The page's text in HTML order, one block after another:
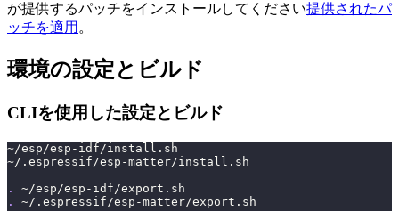
が提供するパッチをインストールしてください提供されたパ
ッチを適用 。
環境の設定とビルド
CLIを使用した設定とビルド
~/esp/esp-idf/install.sh
~/.espressif/esp-matter/install.sh
.
~/esp/esp-idf/export.sh
.
~/.espressif/esp-matter/export.sh